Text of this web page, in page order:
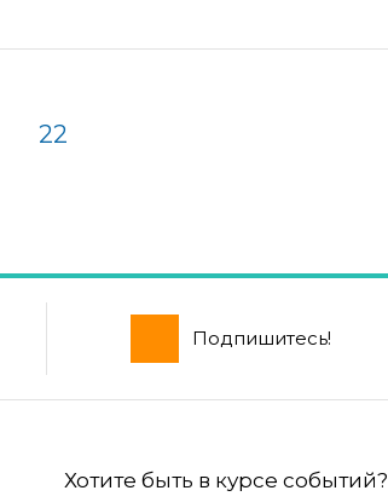
22
Подпишитесь!
Хотите быть в курсе событий?